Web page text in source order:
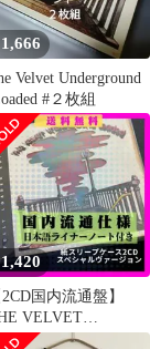
1,666
Velvet Underground
#２枚組
1,420
2CD国内流通盤】
VELVET
『Loa